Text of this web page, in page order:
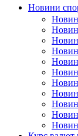
Новини